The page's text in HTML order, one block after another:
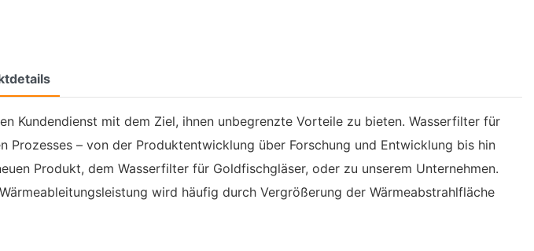
Kundendienst mit dem Ziel, ihnen unbegrenzte Vorteile zu bieten. Wasserfilter für
– von der Produktentwicklung über Forschung und Entwicklung bis hin
Produkt, dem Wasserfilter für Goldfischgläser, oder zu unserem Unternehmen.
wird häufig durch Vergrößerung der Wärmeabstrahlfläche